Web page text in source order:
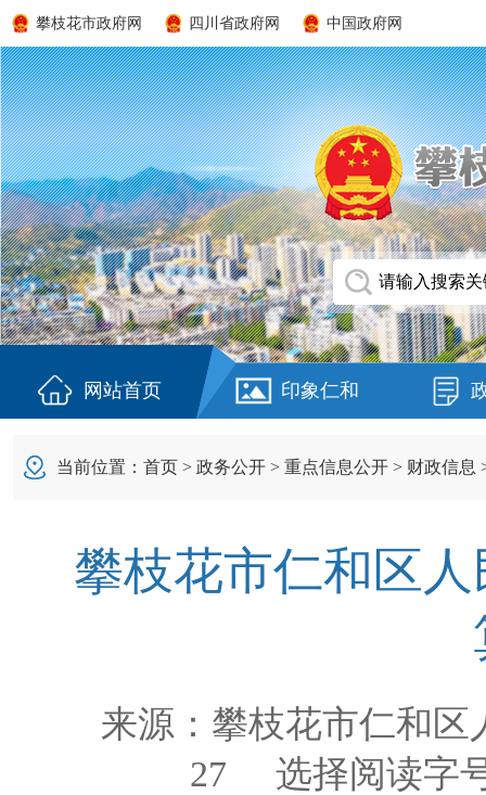
攀枝花市政府网 四川省政府网 中国政府网
网站首页 印象仁和
当前位置： 首页 > 政务公开 > 重点信息公开 > 财政信息
攀枝花市仁和区
来源： 攀枝花市仁和区
27 选择阅读字